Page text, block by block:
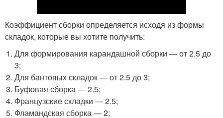
Коэффициент сборки определяется исходя из формы
складок, которые вы хотите получить:
Для формирования карандашной сборки — от 2.5 до
3;
Для бантовых складок — от 2.5 до 3;
Буфовая сборка — 2.5;
Французские складки — 2.5;
Фламандская сборка — 2;